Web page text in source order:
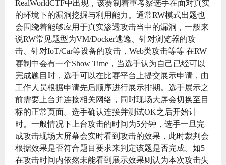
RealWorldCTF中出现，该赛制着重考察选手在面对真实
的环境下的漏洞挖掘与利用能力。通常RW模式出题也
会围绕着能够应用于真实渗透攻击当中的漏洞，一般来
说RW常见题型为VM/Docker逃逸、针对浏览器的攻
击、针对IoT/Car等设备的攻击，Web类攻击等等 在RW
赛制中会有一个Show Time，当选手认为自己已经可以
完成题目时，选手可以在比赛平台上提交展示申请，由
工作人员根据申请先后顺序进行展示排期。选手展示之
前需要上台并连接相关网络，同时现场大屏会切换至目
标的正常页面。选手确认连接并测试OK之后开始计
时。一般情况下上台攻击的时间为5分钟，选手一旦完
成攻击现场大屏幕会实时看到攻击的效果，此时裁判会
根据效果是否符合题目要求来判定该题是否完成。如5
在攻击时间内依然未能看到展示效果则认为本次攻击失